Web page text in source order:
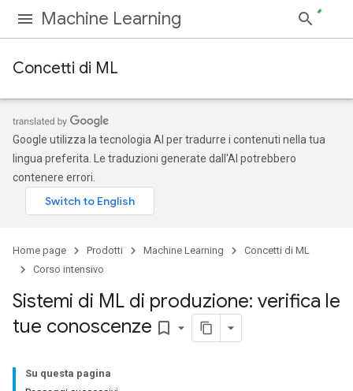
Machine Learning
Concetti di ML
Google utilizza la tecnologia AI per tradurre i contenuti nella tua
lingua preferita. Le traduzioni generate dall'AI potrebbero
contenere errori.
Home page Prodotti Machine Learning
Concetti di ML
Corso intensivo
Sistemi di ML di produzione: verifica le
tue conoscenze bookmark_border
Su questa pagina